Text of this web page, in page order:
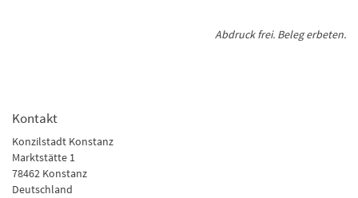
Abdruck frei. Beleg erbeten.
Kontakt
Konzilstadt Konstanz
Marktstätte 1
78462 Konstanz
Deutschland